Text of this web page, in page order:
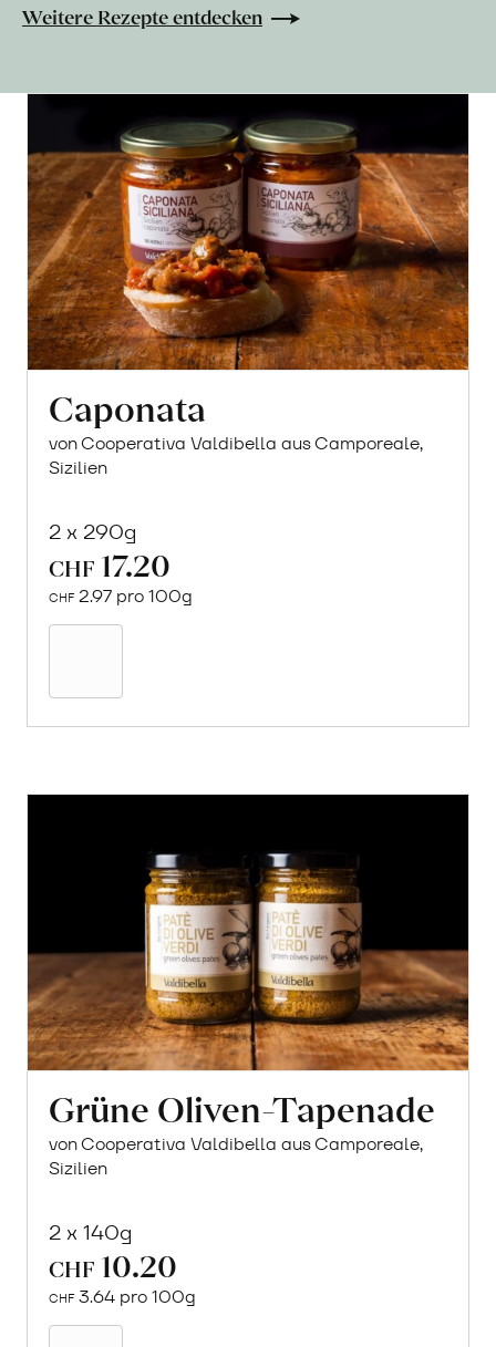
Weitere Rezepte entdecken
Caponata
von Cooperativa Valdibella aus Camporeale,
Sizilien
2 x 290g
CHF 17.20
CHF 2.97 pro 100g
Grüne Oliven-Tapenade
von Cooperativa Valdibella aus Camporeale,
Sizilien
2 x 140g
CHF 10.20
CHF 3.64 pro 100g